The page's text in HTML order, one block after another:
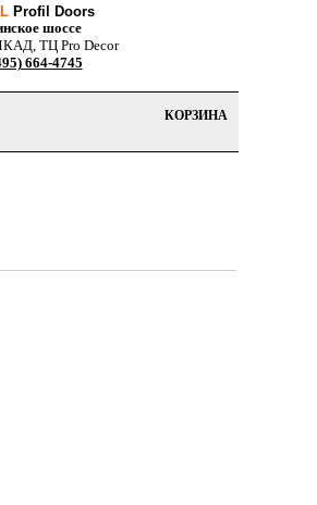
Profil Doors
шоссе
ТЦ Pro Decor
664-4745
КОРЗИНА